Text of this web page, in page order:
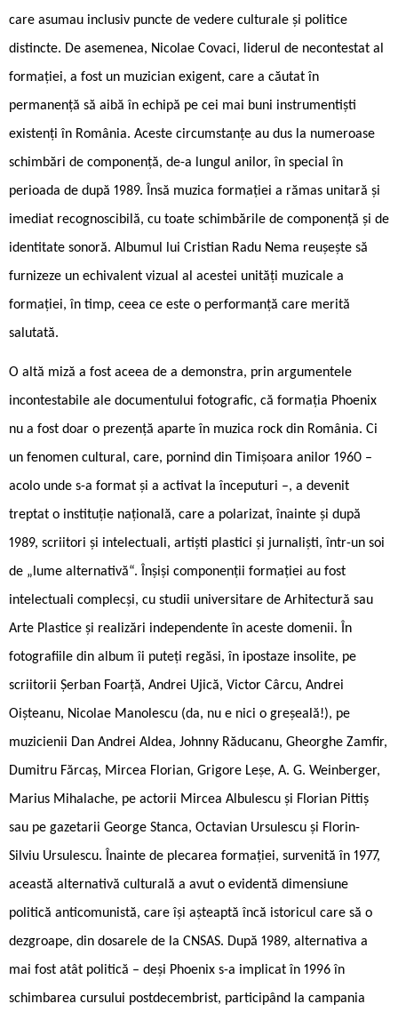
care asumau inclusiv puncte de vedere culturale și politice
distincte. De asemenea, Nicolae Covaci, liderul de necontestat al
formației, a fost un muzician exigent, care a căutat în
permanență să aibă în echipă pe cei mai buni instrumentiști
existenți în România. Aceste circumstanțe au dus la numeroase
schimbări de componență, de-a lungul anilor, în special în
perioada de după 1989. Însă muzica formației a rămas unitară și
imediat recognoscibilă, cu toate schimbările de componență și de
identitate sonoră. Albumul lui Cristian Radu Nema reușește să
furnizeze un echivalent vizual al acestei unități muzicale a
formației, în timp, ceea ce este o performanță care merită
salutată.
O altă miză a fost aceea de a demonstra, prin argumentele
incontestabile ale documentului fotografic, că formația Phoenix
nu a fost doar o prezență aparte în muzica rock din România. Ci
un fenomen cultural, care, pornind din Timișoara anilor 1960 –
acolo unde s-a format și a activat la începuturi –, a devenit
treptat o instituție națională, care a polarizat, înainte și după
1989, scriitori și intelectuali, artiști plastici și jurnaliști, într-un soi
de „lume alternativă“. Înșiși componenții formației au fost
intelectuali complecși, cu studii universitare de Arhitectură sau
Arte Plastice și realizări independente în aceste domenii. În
fotografiile din album îi puteți regăsi, în ipostaze insolite, pe
scriitorii Șerban Foarță, Andrei Ujică, Victor Cârcu, Andrei
Oișteanu, Nicolae Manolescu (da, nu e nici o greșeală!), pe
muzicienii Dan Andrei Aldea, Johnny Răducanu, Gheorghe Zamfir,
Dumitru Fărcaș, Mircea Florian, Grigore Leșe, A. G. Weinberger,
Marius Mihalache, pe actorii Mircea Albulescu și Florian Pittiș
sau pe gazetarii George Stanca, Octavian Ursulescu și Florin-
Silviu Ursulescu. Înainte de plecarea formației, survenită în 1977,
această alternativă culturală a avut o evidentă dimensiune
politică anticomunistă, care își așteaptă încă istoricul care să o
dezgroape, din dosarele de la CNSAS. După 1989, alternativa a
mai fost atât politică – deși Phoenix s-a implicat în 1996 în
schimbarea cursului postdecembrist, participând la campania